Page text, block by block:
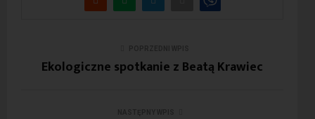
Ekologiczne spotkanie z Beatą Krawiec